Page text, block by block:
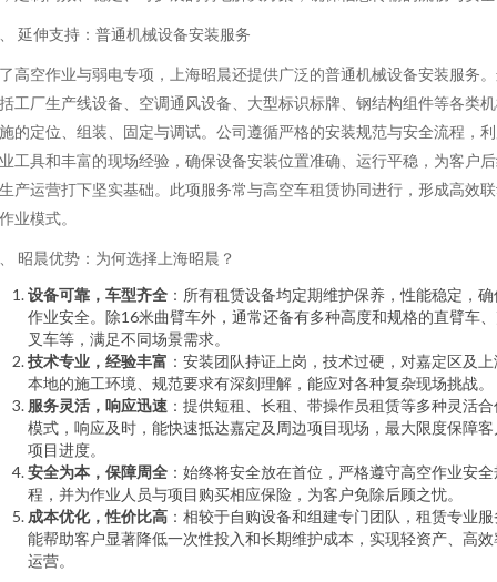
延伸支持：普通机械设备安装服务
高空作业与弱电专项，上海昭晨还提供广泛的普通机械设备安装服务
工厂生产线设备、空调通风设备、大型标识标牌、钢结构组件等各类
的定位、组装、固定与调试。公司遵循严格的安装规范与安全流程，
工具和丰富的现场经验，确保设备安装位置准确、运行平稳，为客户
产运营打下坚实基础。此项服务常与高空车租赁协同进行，形成高效
业模式。
昭晨优势：为何选择上海昭晨？
设备可靠，车型齐全 ：所有租赁设备均定期维护保养，性能稳定，
作业安全。除16米曲臂车外，通常还备有多种高度和规格的直臂车
叉车等，满足不同场景需求。
技术专业，经验丰富 ：安装团队持证上岗，技术过硬，对嘉定区及
本地的施工环境、规范要求有深刻理解，能应对各种复杂现场挑战。
服务灵活，响应迅速 ：提供短租、长租、带操作员租赁等多种灵活
模式，响应及时，能快速抵达嘉定及周边项目现场，最大限度保障客
项目进度。
安全为本，保障周全 ：始终将安全放在首位，严格遵守高空作业安
程，并为作业人员与项目购买相应保险，为客户免除后顾之忧。
成本优化，性价比高 ：相较于自购设备和组建专门团队，租赁专业
能帮助客户显著降低一次性投入和长期维护成本，实现轻资产、高效
运营。